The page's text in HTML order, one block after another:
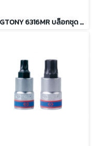
KINGTONY 6316MR บล็อกชุด รู 3/4” 16 ตัว/ชุด 6เหลี่ยม (ระบบมิล)